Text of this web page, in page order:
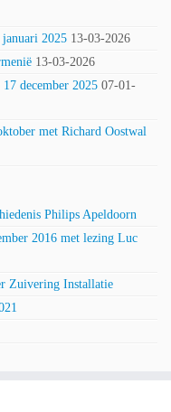
2025 13-03-2026
13-03-2026
december 2025 07-01-
met Richard Oostwal
Philips Apeldoorn
2016 met lezing Luc
Zuivering Installatie